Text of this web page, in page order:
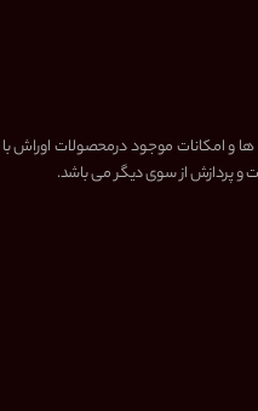
و امکانات موجود درمحصولات اوراش
و پردازش از سوی دیگر می باشد.